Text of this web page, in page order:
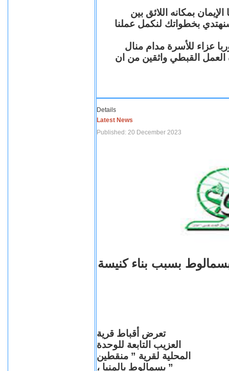
بمكانه اللائق بين
بخطواتك لنكمل عملنا
عزاء للأسرة مدام منال
العمل القبطي واثقين من ان
Details
Latest News
Published: 20 December 2023
بسبب بناء كنيسة
تعرض أقباط قرية
العزيب التابعة للوحدة
المحلية لقرية ” منقطين
” بسمالوط بالمنيا ،